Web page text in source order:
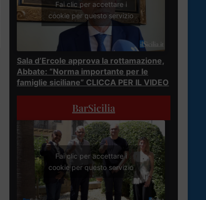
Fai clic per accettare i
cookie per questo servizio
Sala d’Ercole approva la rottamazione,
Abbate: “Norma importante per le
famiglie siciliane” CLICCA PER IL VIDEO
BarSicilia
Fai clic per accettare i
cookie per questo servizio